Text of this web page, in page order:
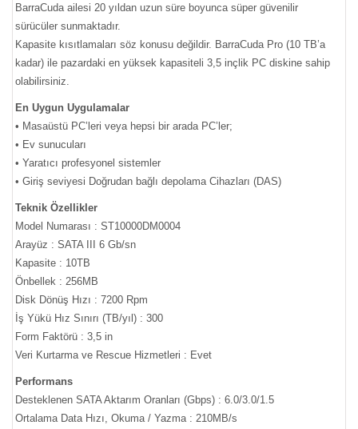
BarraCuda ailesi 20 yıldan uzun süre boyunca süper güvenilir
sürücüler sunmaktadır.
Kapasite kısıtlamaları söz konusu değildir. BarraCuda Pro (10 TB’a
kadar) ile pazardaki en yüksek kapasiteli 3,5 inçlik PC diskine sahip
olabilirsiniz.
En Uygun Uygulamalar
• Masaüstü PC’leri veya hepsi bir arada PC’ler;
• Ev sunucuları
• Yaratıcı profesyonel sistemler
• Giriş seviyesi Doğrudan bağlı depolama Cihazları (DAS)
Teknik Özellikler
Model Numarası : ST10000DM0004
Arayüz : SATA III 6 Gb/sn
Kapasite : 10TB
Önbellek : 256MB
Disk Dönüş Hızı : 7200 Rpm
İş Yükü Hız Sınırı (TB/yıl) : 300
Form Faktörü : 3,5 in
Veri Kurtarma ve Rescue Hizmetleri : Evet
Performans
Desteklenen SATA Aktarım Oranları (Gbps) : 6.0/3.0/1.5
Ortalama Data Hızı, Okuma / Yazma : 210MB/s